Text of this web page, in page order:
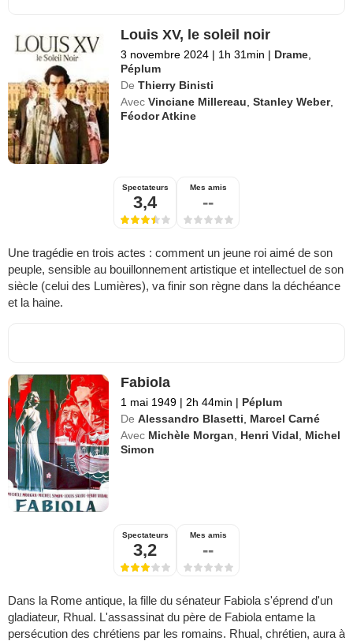
Louis XV, le soleil noir
3 novembre 2024 | 1h 31min | Drame
Péplum
De Thierry Binisti
Avec Vinciane Millereau ,Stanley Weber,
Féodor Atkine
Spectateurs
3,4
Mes amis
--
Une tragédie en trois actes : comment un jeune roi aimé de son
peuple, sensible au bouillonnement artistique et intellectuel de son
siècle (celui des Lumières), va finir son règne dans la déchéance
et la haine.
Fabiola
1 mai 1949 | 2h 44min | Péplum
De Alessandro Blasetti
Marcel Carné
Avec Michèle Morgan Henri Vidal
Michel
Simon
Spectateurs
3,2
Mes amis
--
Dans la Rome antique, la fille du sénateur Fabiola s'éprend d'un
gladiateur, Rhual. L'assassinat du père de Fabiola entame la
persécution des chrétiens par les romains. Rhual, chrétien, aura à